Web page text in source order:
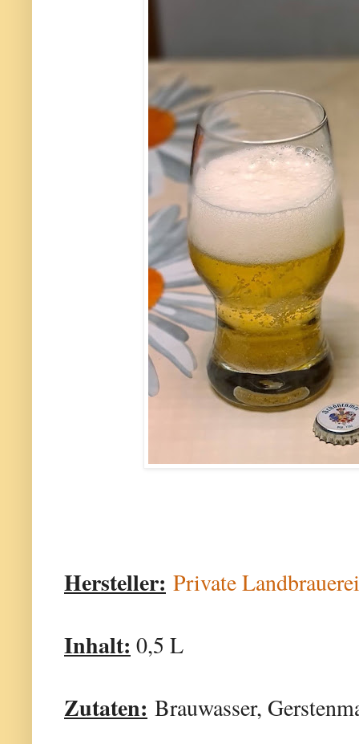
Hersteller: Private
Inhalt: 0,5 L
Zutaten: Brauwasser,